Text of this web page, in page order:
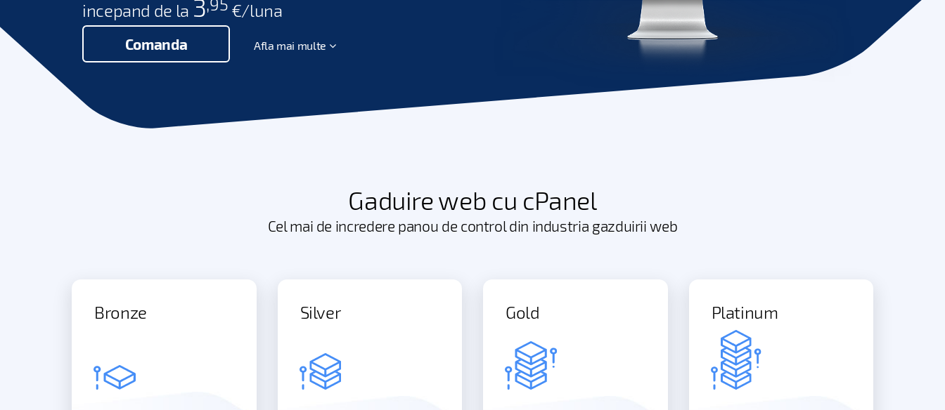
incepand de la 3 €/luna
Comanda Afla mai multe
Gaduire web cu cPanel
Cel mai de incredere panou de control din industria gazduirii web
Bronze Silver Gold Platinum